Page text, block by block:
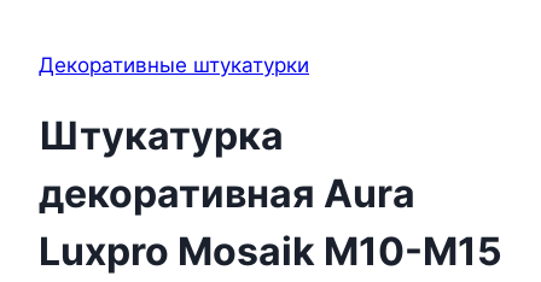
Декоративные штукатурки
Штукатурка
декоративная Aura
Luxpro Mosaik M10-M15